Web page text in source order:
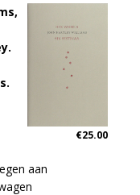
€25.00
aan